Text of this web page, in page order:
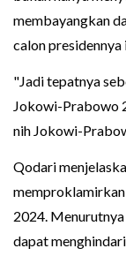
membayangkan
calon
"Jadi tepatnya
Jokowi-Prabowo
nih Jokowi-
Qodari
2024.
dapat